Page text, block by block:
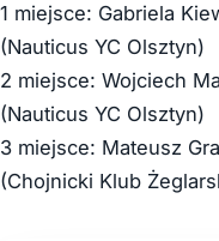
1 miejsce: Gabriela
(Nauticus YC Olsztyn)
2 miejsce: Wojciech
(Nauticus YC Olsztyn)
3 miejsce: Mateusz
(Chojnicki Klub